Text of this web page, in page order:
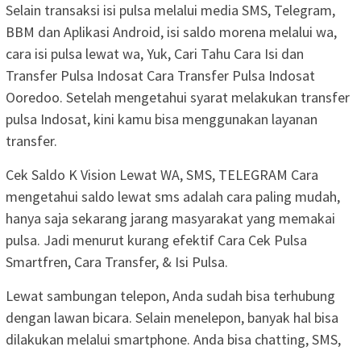
Selain transaksi isi pulsa melalui media SMS, Telegram,
BBM dan Aplikasi Android, isi saldo morena melalui wa,
cara isi pulsa lewat wa, Yuk, Cari Tahu Cara Isi dan
Transfer Pulsa Indosat Cara Transfer Pulsa Indosat
Ooredoo. Setelah mengetahui syarat melakukan transfer
pulsa Indosat, kini kamu bisa menggunakan layanan
transfer.
Cek Saldo K Vision Lewat WA, SMS, TELEGRAM Cara
mengetahui saldo lewat sms adalah cara paling mudah,
hanya saja sekarang jarang masyarakat yang memakai
pulsa. Jadi menurut kurang efektif Cara Cek Pulsa
Smartfren, Cara Transfer, & Isi Pulsa.
Lewat sambungan telepon, Anda sudah bisa terhubung
dengan lawan bicara. Selain menelepon, banyak hal bisa
dilakukan melalui smartphone. Anda bisa chatting, SMS,